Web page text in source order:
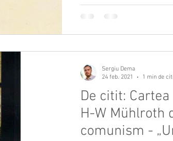
De citit:
H-W Mühlroth
comunism -
Sergiu Dema
24 feb. 2021
1 min de